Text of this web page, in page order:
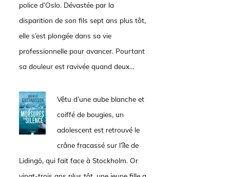
police d’Oslo. Dévastée par la
disparition de son fils sept ans plus tôt,
elle s’est plongée dans sa vie
professionnelle pour avancer. Pourtant
sa douleur est ravivée quand deux…
Vêtu d’une aube blanche et
coiffé de bougies, un
adolescent est retrouvé le
crâne fracassé sur l’île de
Lidingö, qui fait face à Stockholm. Or